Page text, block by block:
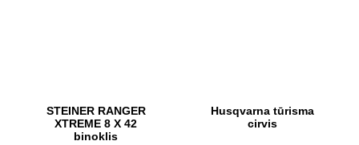
STEINER RANGER
XTREME 8 X 42
binoklis
Husqvarna tūrisma
cirvis